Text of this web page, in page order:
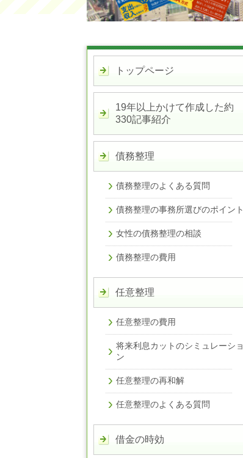
トップページ
19年以上かけて作成した約
330記事紹介
債務整理
債務整理のよくある質問
債務整理の事務所選びのポイント
女性の債務整理の相談
債務整理の費用
任意整理
任意整理の費用
将来利息カットのシミュレーショ
ン
任意整理の再和解
任意整理のよくある質問
借金の時効